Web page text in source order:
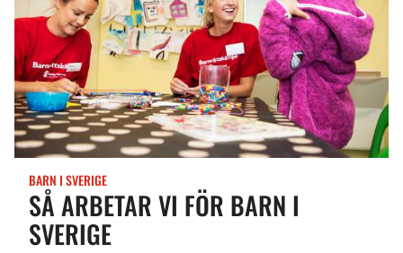
SÅ ARBETAR VI FÖR BARN I
SVERIGE
BARN I SVERIGE